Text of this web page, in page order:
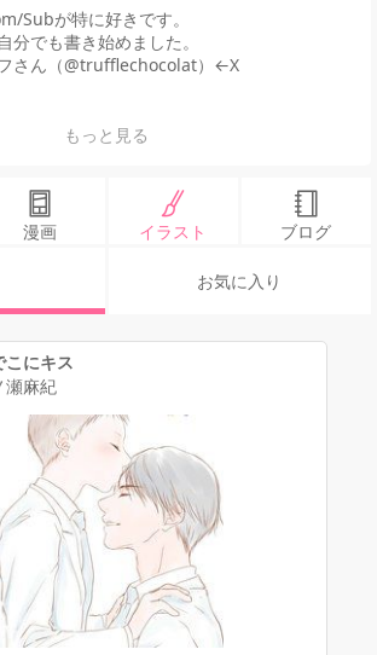
Subが特に好きです。
分でも書き始めました。
さん（@trufflechocolat）←X
もっと見る
漫画 イラスト ブログ
お気に入り
こにキス
瀬麻紀